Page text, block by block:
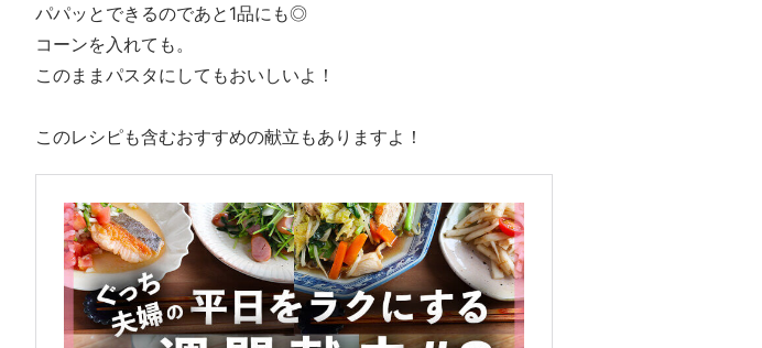
パパッとできるのであと1品にも◎
コーンを入れても。
このままパスタにしてもおいしいよ！
このレシピも含むおすすめの献立もありますよ！